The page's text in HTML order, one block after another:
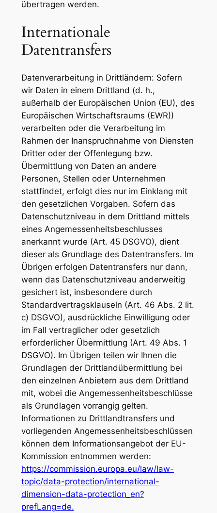
übertragen werden.
Internationale
Datentransfers
Datenverarbeitung in Drittländern: Sofern
wir Daten in einem Drittland (d. h.,
außerhalb der Europäischen Union (EU), des
Europäischen Wirtschaftsraums (EWR))
verarbeiten oder die Verarbeitung im
Rahmen der Inanspruchnahme von Diensten
Dritter oder der Offenlegung bzw.
Übermittlung von Daten an andere
Personen, Stellen oder Unternehmen
stattfindet, erfolgt dies nur im Einklang mit
den gesetzlichen Vorgaben. Sofern das
Datenschutzniveau in dem Drittland mittels
eines Angemessenheitsbeschlusses
anerkannt wurde (Art. 45 DSGVO), dient
dieser als Grundlage des Datentransfers. Im
Übrigen erfolgen Datentransfers nur dann,
wenn das Datenschutzniveau anderweitig
gesichert ist, insbesondere durch
Standardvertragsklauseln (Art. 46 Abs. 2 lit.
c) DSGVO), ausdrückliche Einwilligung oder
im Fall vertraglicher oder gesetzlich
erforderlicher Übermittlung (Art. 49 Abs. 1
DSGVO). Im Übrigen teilen wir Ihnen die
Grundlagen der Drittlandübermittlung bei
den einzelnen Anbietern aus dem Drittland
mit, wobei die Angemessenheitsbeschlüsse
als Grundlagen vorrangig gelten.
Informationen zu Drittlandtransfers und
vorliegenden Angemessenheitsbeschlüssen
können dem Informationsangebot der EU-
Kommission entnommen werden:
https://commission.europa.eu/law/law-
topic/data-protection/international-
dimension-data-protection_en?
prefLang=de.